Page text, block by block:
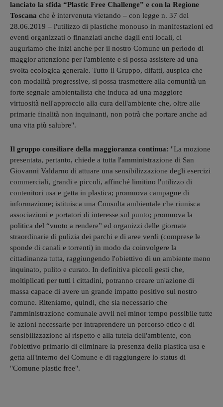
lanciato la sfida “Plastic Free Challenge” e con la Regione
Toscana che è intervenuta vietando – con legge n. 37 del
28.06.2019 – l'utilizzo di plastiche monouso in manifestazioni ed
eventi organizzati o finanziati anche dagli enti locali, ci
auguriamo che inizi anche per il nostro Comune un periodo di
maggior attenzione per l'ambiente e si possa assistere ad una
svolta ecologica generale. Tutto il Gruppo, difatti, auspica che
con modalità progressive, si possa trasmettere alla comunità un
forte segnale ambientalista che induca ad una maggiore
virtuosità nell'approccio alla cura dell'ambiente che, oltre alle
primarie finalità non inquinanti, non potrà che portare anche ad
una vita più salubre".
Il gruppo consiliare della maggioranza continua: "La mozione
presentata, pertanto, chiede a tutta l'amministrazione di San
Giovanni Valdarno di attuare una sensibilizzazione degli esercizi
commerciali, grandi e piccoli, affinché limitino l'utilizzo di
contenitori usa e getta in plastica; promuova campagne di
informazione; istituisca una Consulta ambientale che riunisca
associazioni e portatori di interesse sul punto; promuova la
politica del “vuoto a rendere” ed organizzi delle giornate
straordinarie di pulizia dei parchi e di aree verdi (comprese le
sponde di canali e torrenti) in modo da coinvolgere la
cittadinanza tutta, raggiungendo l'obiettivo di un ambiente meno
inquinato, pulito e curato. In definitiva piccoli gesti che,
moltiplicati per tutti i cittadini, potranno creare un'azione di
massa capace di avere un grande impatto positivo sul nostro
comune. Riteniamo, quindi, che sia necessario che
l'amministrazione comunale avvii nel minor tempo possibile tutte
le azioni necessarie per intraprendere un percorso etico e di
sensibilizzazione al rispetto e alla tutela dell'ambiente, con
l'obiettivo primario di eliminare la presenza della plastica usa e
getta all'interno del Comune e di raggiungere lo status di
"Comune plastic free".